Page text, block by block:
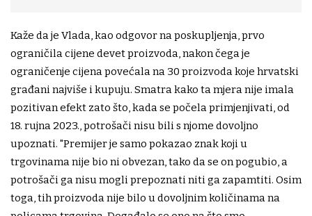
Kaže da je Vlada, kao odgovor na poskupljenja, prvo
ograničila cijene devet proizvoda, nakon čega je
ograničenje cijena povećala na 30 proizvoda koje hrvatski
građani najviše i kupuju. Smatra kako ta mjera nije imala
pozitivan efekt zato što, kada se počela primjenjivati, od
18. rujna 2023., potrošači nisu bili s njome dovoljno
upoznati. "Premijer je samo pokazao znak koji u
trgovinama nije bio ni obvezan, tako da se on pogubio, a
potrošači ga nisu mogli prepoznati niti ga zapamtiti. Osim
toga, tih proizvoda nije bilo u dovoljnim količinama na